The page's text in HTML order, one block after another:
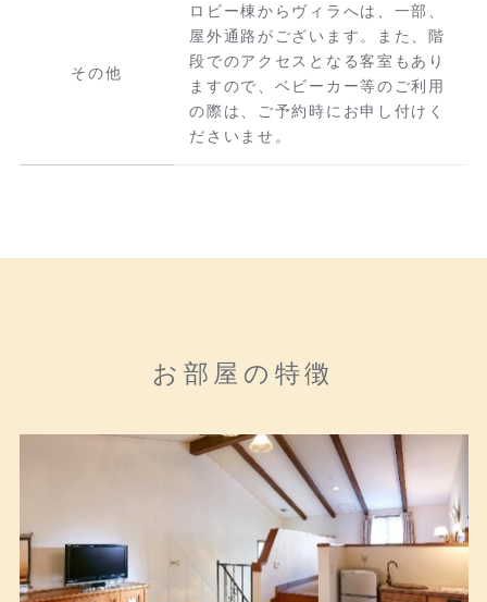
その他
ロビー棟からヴィラへは、一部、
屋外通路がございます。また、階
段でのアクセスとなる客室もあり
ますので、ベビーカー等のご利用
の際は、ご予約時にお申し付けく
ださいませ。
お部屋の特徴